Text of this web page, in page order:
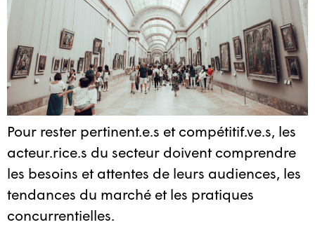
Pour rester pertinent.e.s et compétitif.ve.s, les
acteur.rice.s du secteur doivent comprendre
les besoins et attentes de leurs audiences, les
tendances du marché et les pratiques
concurrentielles.